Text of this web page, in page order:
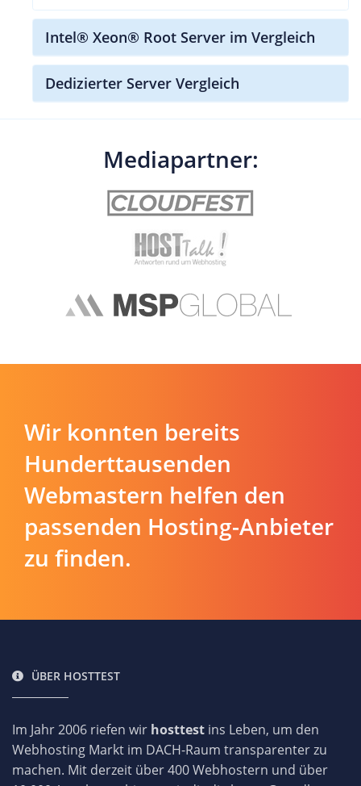
Intel® Xeon® Root Server im Vergleich
Dedizierter Server Vergleich
Mediapartner:
Wir konnten bereits
Hunderttausenden
Webmastern helfen den
passenden Hosting-Anbieter
zu finden.
ÜBER HOSTTEST
Im Jahr 2006 riefen wir hosttest ins Leben, um den
Webhosting Markt im DACH-Raum transparenter zu
machen. Mit derzeit über 400 Webhostern und über